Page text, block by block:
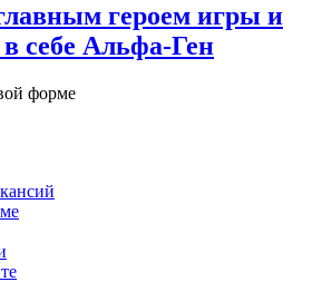
героем игры и
себе Альфа-Ген
форме